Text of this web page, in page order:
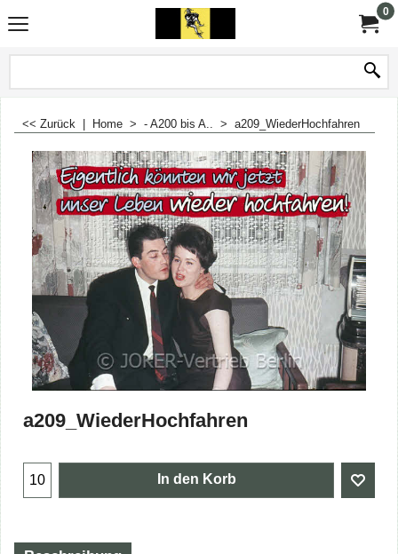
0
<< Zurück Home > - A200 bis A.. > a209_WiederHochfahren
a209_WiederHochfahren
In den Korb